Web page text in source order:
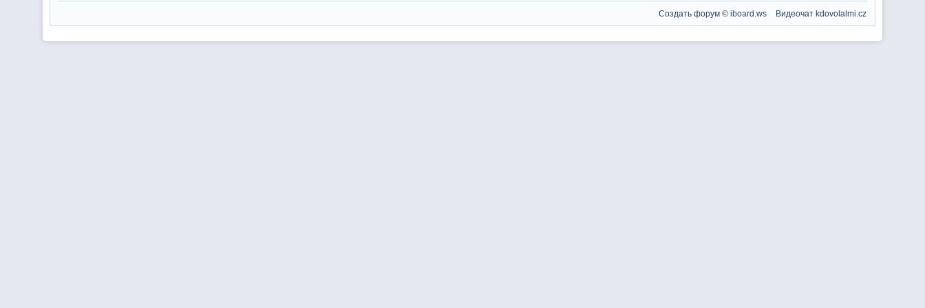
Создать форум ©iboard.ws Видеочат kdovolalmi.cz